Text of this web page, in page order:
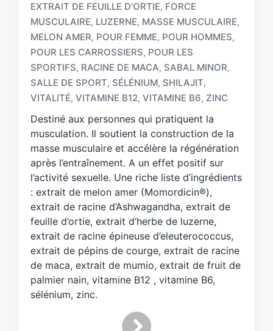
T
a
g
e
d
w
t
h
EXTRAIT DE FEUILLE D'ORTIE, FORCE
MUSCULAIRE, LUZERNE, MASSE MUSCULAIRE,
MELON AMER, POUR FEMME, POUR HOMMES,
POUR LES CARROSSIERS, POUR LES
SPORTIFS, RACINE DE MACA, SABAL MINOR,
SALLE DE SPORT, SÉLÉNIUM, SHILAJIT,
VITALITÉ, VITAMINE B12, VITAMINE B6, ZINC
Destiné aux personnes qui pratiquent la
musculation. Il soutient la construction de la
masse musculaire et accélère la régénération
après l’entraînement. A un effet positif sur
l’activité sexuelle. Une riche liste d’ingrédients
: extrait de melon amer (Momordicin®),
extrait de racine d’Ashwagandha, extrait de
feuille d’ortie, extrait d’herbe de luzerne,
extrait de racine épineuse d’eleuterococcus,
extrait de pépins de courge, extrait de racine
de maca, extrait de mumio, extrait de fruit de
palmier nain, vitamine B12 , vitamine B6,
sélénium, zinc.